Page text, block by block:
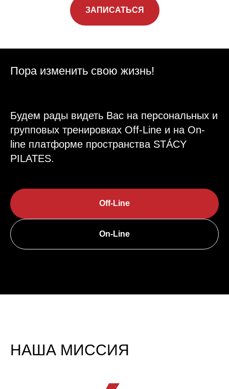
ЗАПИСАТЬСЯ
Пора изменить свою жизнь!
Будем рады видеть Вас на персональных и
групповых тренировках Off-Line и на On-
line платформе пространства STÁCY
PILATES.
Off-Line
On-Line
НАША МИССИЯ